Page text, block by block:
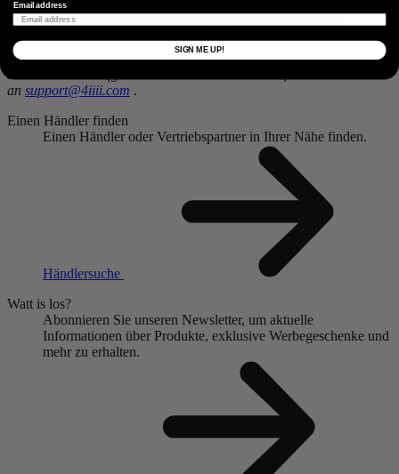
Sind Probleme aufgetaucht? Schicken Sie uns einfach eine E-Mail
an support@4iiii.com .
Einen Händler finden
Einen Händler oder Vertriebspartner in Ihrer Nähe finden.
Händlersuche
Watt is los?
Abonnieren Sie unseren Newsletter, um aktuelle
Informationen über Produkte, exklusive Werbegeschenke und
mehr zu erhalten.
Email address
SIGN ME UP!